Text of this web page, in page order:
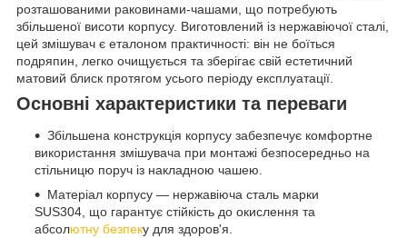
розташованими раковинами-чашами, що потребують
збільшеної висоти корпусу. Виготовлений із нержавіючої сталі,
цей змішувач є еталоном практичності: він не боїться
подряпин, легко очищується та зберігає свій естетичний
матовий блиск протягом усього періоду експлуатації.
Основні характеристики та переваги
Збільшена конструкція корпусу забезпечує комфортне
використання змішувача при монтажі безпосередньо на
стільницю поруч із накладною чашею.
Матеріал корпусу — нержавіюча сталь марки
SUS304, що гарантує стійкість до окислення та
абсолютну безпеку для здоров'я.